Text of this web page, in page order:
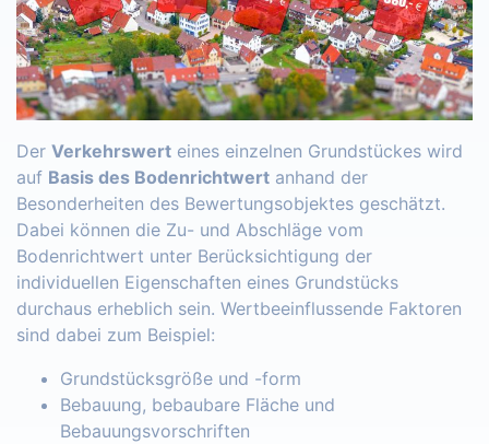
Der Verkehrswert eines einzelnen Grundstückes wird
auf Basis des Bodenrichtwert anhand der
Besonderheiten des Bewertungsobjektes geschätzt.
Dabei können die Zu- und Abschläge vom
Bodenrichtwert unter Berücksichtigung der
individuellen Eigenschaften eines Grundstücks
durchaus erheblich sein. Wertbeeinflussende Faktoren
sind dabei zum Beispiel:
Grundstücksgröße und -form
Bebauung, bebaubare Fläche und
Bebauungsvorschriften